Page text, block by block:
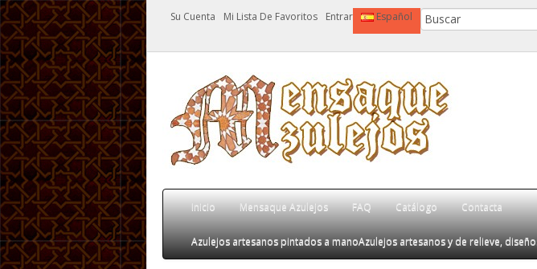
Su Cuenta Mi Lista De Favoritos Entrar Español
Inicio Mensaque Azulejos FAQ Catálogo Contacta
Azulejos artesanos pintados a manoAzulejos artesanos y de relieve,